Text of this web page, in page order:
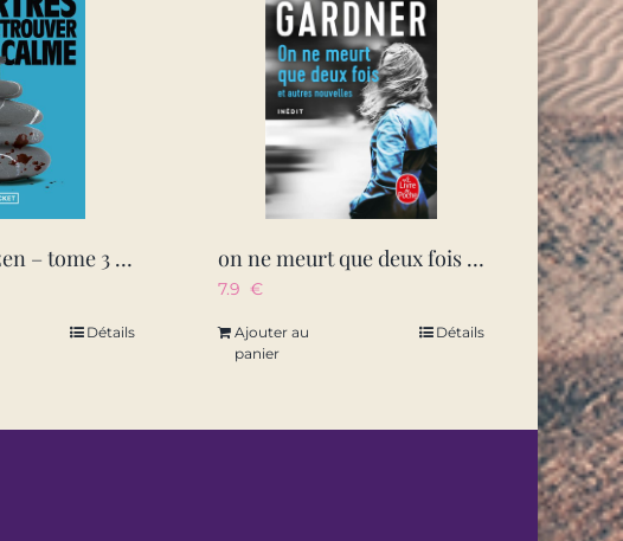
les meurtres zen – tome 3 des meurtres pour retrouver son calme – vol03
Détails
on ne meurt que deux fois – et autres nouvelles
7.9 €
Ajouter au
panier
Détails